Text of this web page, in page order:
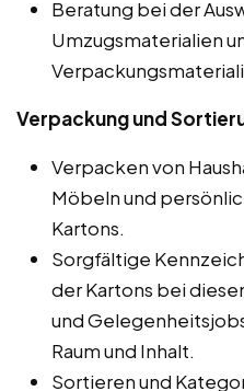
Beratung bei der
Umzugsmaterialien
Verpackung und
Verpacken von
Möbeln und
Kartons.
Sorgfältige
der Kartons bei
und
Raum und Inhalt.
Sortieren und